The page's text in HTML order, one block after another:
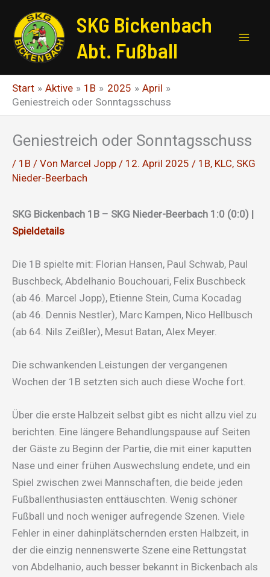
Inhalt
springen
SKG Bickenbach
Abt. Fußball
Start Aktive 1B 2025
April
Geniestreich oder Sonntagsschuss
Geniestreich oder Sonntagsschuss
/ 1B / Von Marcel Jopp / 12. April 2025 / 1B, KLC, SKG
Nieder-Beerbach
SKG Bickenbach 1B – SKG Nieder-Beerbach 1:0 (0:0) |
Spieldetails
Die 1B spielte mit: Florian Hansen, Paul Schwab, Paul
Buschbeck, Abdelhanio Bouchouari, Felix Buschbeck
(ab 46. Marcel Jopp), Etienne Stein, Cuma Kocadag
(ab 46. Dennis Nestler), Marc Kampen, Nico Hellbusch
(ab 64. Nils Zeißler), Mesut Batan, Alex Meyer.
Die schwankenden Leistungen der vergangenen
Wochen der 1B setzten sich auch diese Woche fort.
Über die erste Halbzeit selbst gibt es nicht allzu viel zu
berichten. Eine längere Behandlungspause auf Seiten
der Gäste zu Beginn der Partie, die mit einer kaputten
Nase und einer frühen Auswechslung endete, und ein
Spiel zwischen zwei Mannschaften, die beide jeden
Fußballenthusiasten enttäuschten. Wenig schöner
Fußball und noch weniger aufregende Szenen. Viele
Fehler in einer dahinplätschernden ersten Halbzeit, in
der die einzig nennenswerte Szene eine Rettungstat
von Abdelhanio, auch besser bekannt in Bickenbach als